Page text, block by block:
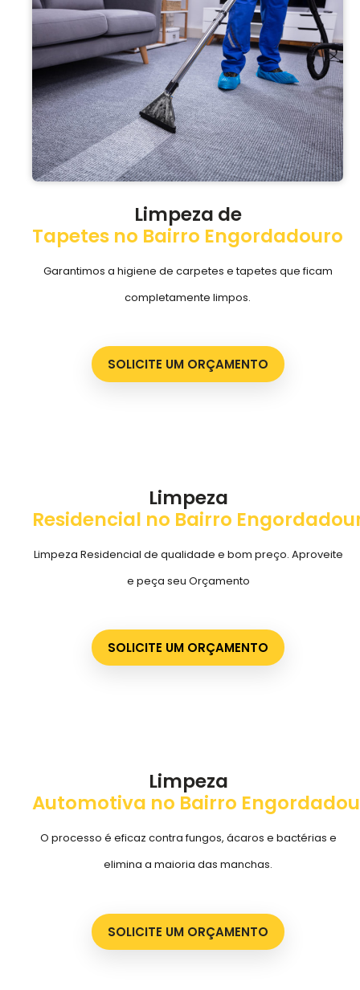
Limpeza de
Tapetes no Bairro Engordadouro
Garantimos a higiene de carpetes e tapetes que ficam
completamente limpos.
SOLICITE UM ORÇAMENTO
Limpeza
Residencial no Bairro
Limpeza Residencial de qualidade e bom preço. Aproveite
e peça seu Orçamento
SOLICITE UM ORÇAMENTO
Limpeza
Automotiva no Bairro
O processo é eficaz contra fungos, ácaros e bactérias e
elimina a maioria das manchas.
SOLICITE UM ORÇAMENTO